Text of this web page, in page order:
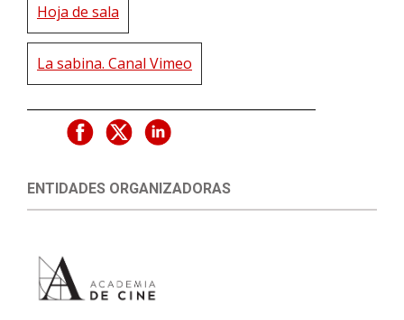
Hoja de sala
La sabina. Canal Vimeo
ENTIDADES ORGANIZADORAS